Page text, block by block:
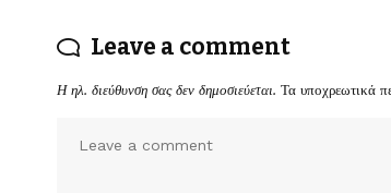
Leave a comment
Η ηλ. διεύθυνση σας δεν δημοσιεύεται. Τα υποχρεωτικά